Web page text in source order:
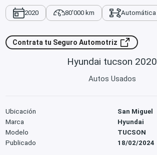
2020 80'000 km Automática
Contrata tu Seguro Automotriz
Hyundai tucson 2020
Autos Usados
Ubicación
San Miguel
Marca
Hyundai
Modelo
TUCSON
Publicado
18/02/2024